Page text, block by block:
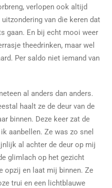
verlopen ook altijd
van die keren dat
gaan. En bij echt mooi weer
theedrinken, maar wel
Per saldo niet iemand van
al anders dan anders.
haalt ze de deur van de
binnen. Deze keer zat de
aanbellen. Ze was zo snel
al achter de deur op mij
glimlach op het gezicht
opzij en laat mij binnen. Ze
trui en een lichtblauwe